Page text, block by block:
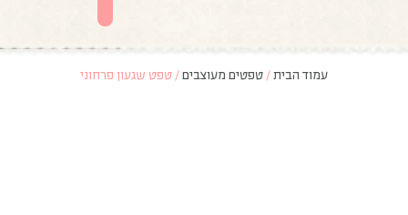
עמוד הבית/ טפטים מעוצבים/ טפט שגעון פרחוני